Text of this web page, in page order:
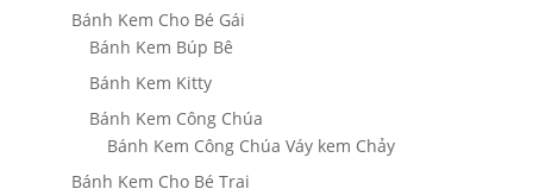
Bánh Kem Cho Bé Gái
Bánh Kem Búp Bê
Bánh Kem Kitty
Bánh Kem Công Chúa
Bánh Kem Công Chúa Váy kem Chảy
Bánh Kem Cho Bé Trai